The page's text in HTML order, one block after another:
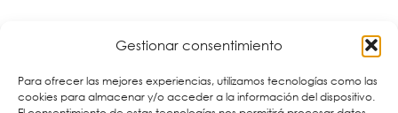
Gestionar consentimiento
Para ofrecer las mejores experiencias, utilizamos tecnologías como las
cookies para almacenar y/o acceder a la información del dispositivo.
nuevo modelo tiene un firewall SPI (inspección de
estado de paquetes) integrado y funciones de
mitigación de ataques DoS/DDoS para proporcionar
alta eficiencia y una amplia protección para la red. De
este modo, las funciones de servidor virtual y DMZ